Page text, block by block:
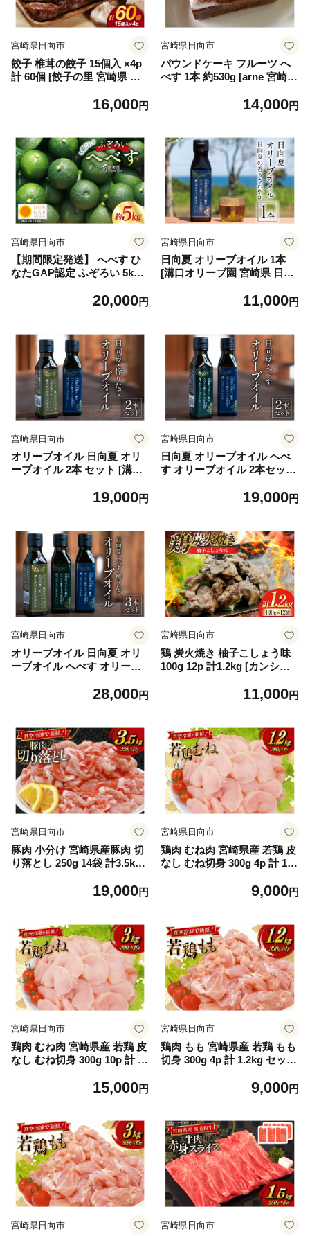
宮崎県日向市
餃子 椎茸の餃子 15個入 ×4p
計 60個 [餃子の里 宮崎県 日
16,000円
宮崎県日向市
パウンドケーキ フルーツ へ
べす 1本 約530g [arne 宮崎県
ーキ 焼き菓子 おやつ14,000円
宮崎県日向市
【期間限定発送】 へべす ひ
なたGAP認定 ふぞろい 5kg
市 452060724] ヘベス 宮崎 果
20,000円
宮崎県日向市
日向夏 オリーブオイル 1本
[溝口オリーブ園 宮崎県 日向
食用油 調味料 オイル オリー
11,000円
宮崎県日向市
オリーブオイル 日向夏 オリ
ーブオイル 2本 セット [溝口
2060738] 油 オリーブ油 食用
19,000円
宮崎県日向市
日向夏 オリーブオイル へべ
す オリーブオイル 2本セット
市 452060739] 油 オリーブ油
19,000円
宮崎県日向市
オリーブオイル 日向夏 オリ
ーブオイル へべす オリーブ
リーブ園 宮崎県 日向市 4520
28,000円
宮崎県日向市
鶏 炭火焼き 柚子こしょう味
100g 12p 計1.2kg [カンショ
炭火焼 鶏肉 親鳥 柚子こしょ
11,000円
宮崎県日向市
豚肉 小分け 宮崎県産豚肉 切
り落とし 250g 14袋 計3.5kg
市 452061332] 真空パック こ
19,000円
宮崎県日向市
鶏肉 むね肉 宮崎県産 若鶏 皮
なし むね切身 300g 4p 計 1.2
日向市 452061350] 小分け む
9,000円
宮崎県日向市
鶏肉 むね肉 宮崎県産 若鶏 皮
なし むね切身 300g 10p 計 3k
向市 452061349] 小分け むね
15,000円
宮崎県日向市
鶏肉 もも 宮崎県産 若鶏 もも
切身 300g 4p 計 1.2kg セット
61352] もも肉 小分け 鶏肉も
9,000円
宮崎県日向市 宮崎県日向市